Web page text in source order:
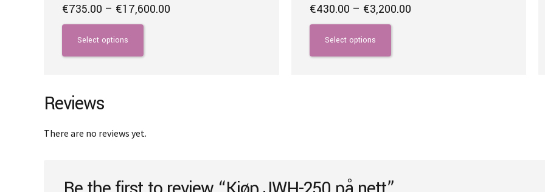
€735.00 – €17,600.00
Select options
This
product
has
The
options
be
the
€430.00 – €3,200.00Price
Select options
This
product
has
the
Reviews
There are no reviews yet.